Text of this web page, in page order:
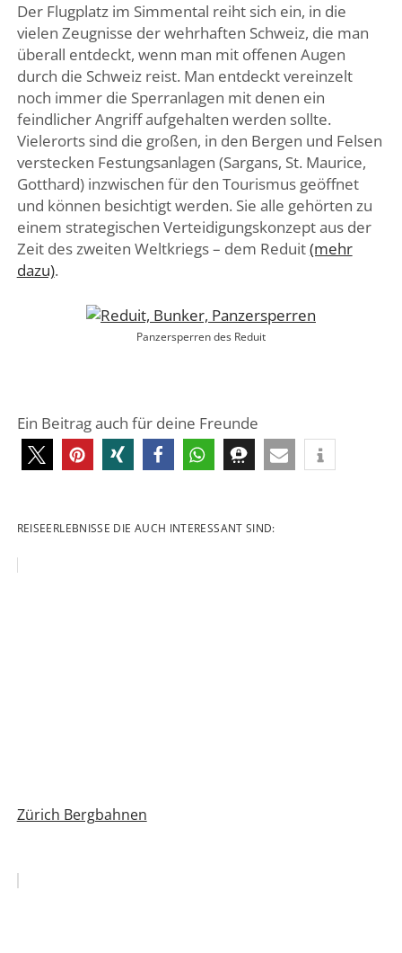
Der Flugplatz im Simmental reiht sich ein, in die
vielen Zeugnisse der wehrhaften Schweiz, die man
überall entdeckt, wenn man mit offenen Augen
durch die Schweiz reist. Man entdeckt vereinzelt
noch immer die Sperranlagen mit denen ein
feindlicher Angriff aufgehalten werden sollte.
Vielerorts sind die großen, in den Bergen und Felsen
verstecken Festungsanlagen (Sargans, St. Maurice,
Gotthard) inzwischen für den Tourismus geöffnet
und können besichtigt werden. Sie alle gehörten zu
einem strategischen Verteidigungskonzept aus der
Zeit des zweiten Weltkriegs – dem Reduit(mehr
dazu).
Panzersperren des Reduit
Ein Beitrag auch für deine Freunde
REISEERLEBNISSE DIE AUCH INTERESSANT SIND:
Zürich Bergbahnen